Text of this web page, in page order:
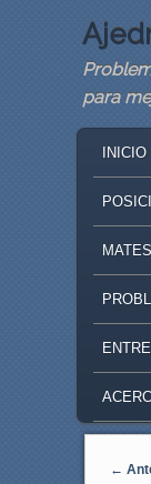
para
SKIP
SKIP
INICIO
MATES
←